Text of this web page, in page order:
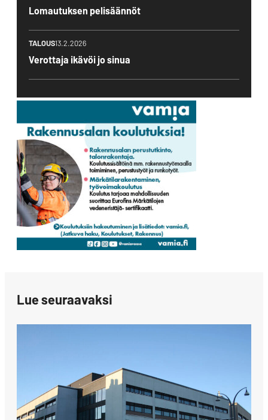
Lomautuksen pelisäännöt
TALOUS13.2.2026
Verottaja ikävöi jo sinua
Lue seuraavaksi